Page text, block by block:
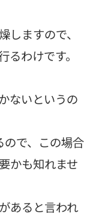
しますので、
わけです。
ないというの
で、この場合
かも知れませ
あると言われ